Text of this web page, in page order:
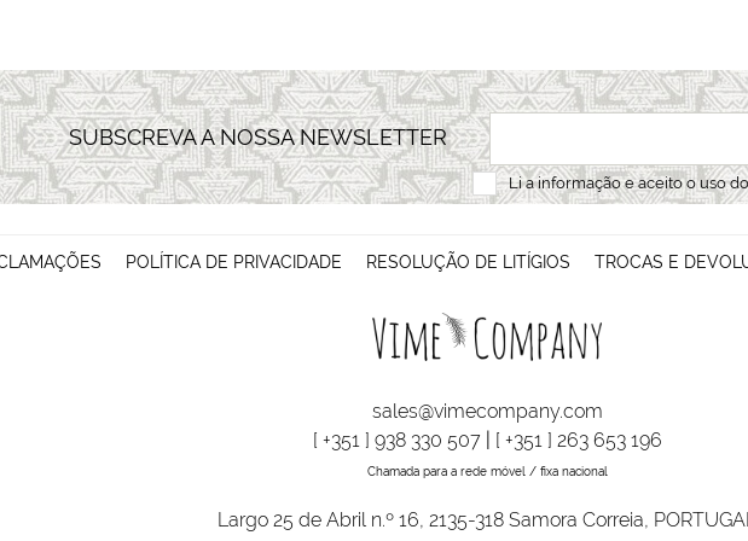
SUBSCREVA A NOSSA NEWSLETTER
Li ainformaçãoe aceito o uso
POLÍTICA DE PRIVACIDADE RESOLUÇÃO DE LITÍGIOS TROCAS E
sales@vimecompany.com
[ +351 ] 938 330 507| [ +351 ] 263 653 196
Chamada para a rede móvel / fixa nacional
Largo 25 de Abril n.º 16, 2135-318 Samora Correia,